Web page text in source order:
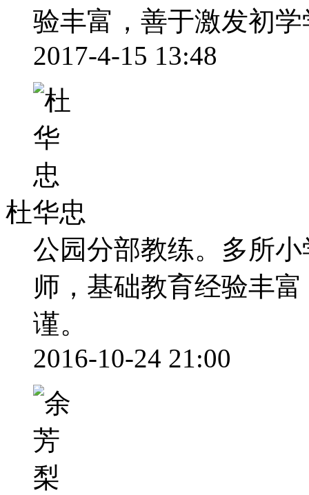
验丰富，善于激发初
2017-4-15 13:48
杜华忠
公园分部教练。多所
师，基础教育经验丰
谨。
2016-10-24 21:00